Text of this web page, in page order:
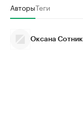
АвторыТеги
Оксана Сотник